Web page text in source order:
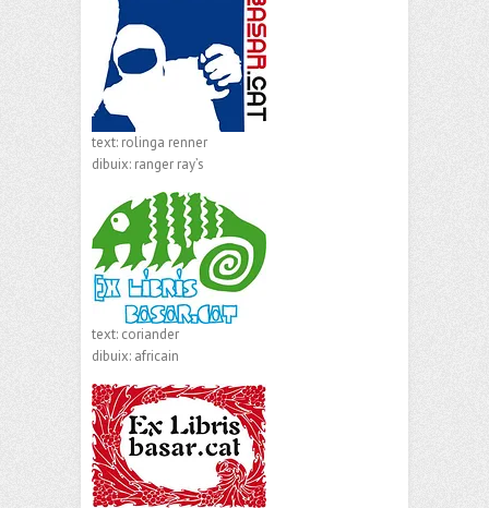
text: rolinga renner
dibuix: ranger ray’s
text: coriander
dibuix: africain